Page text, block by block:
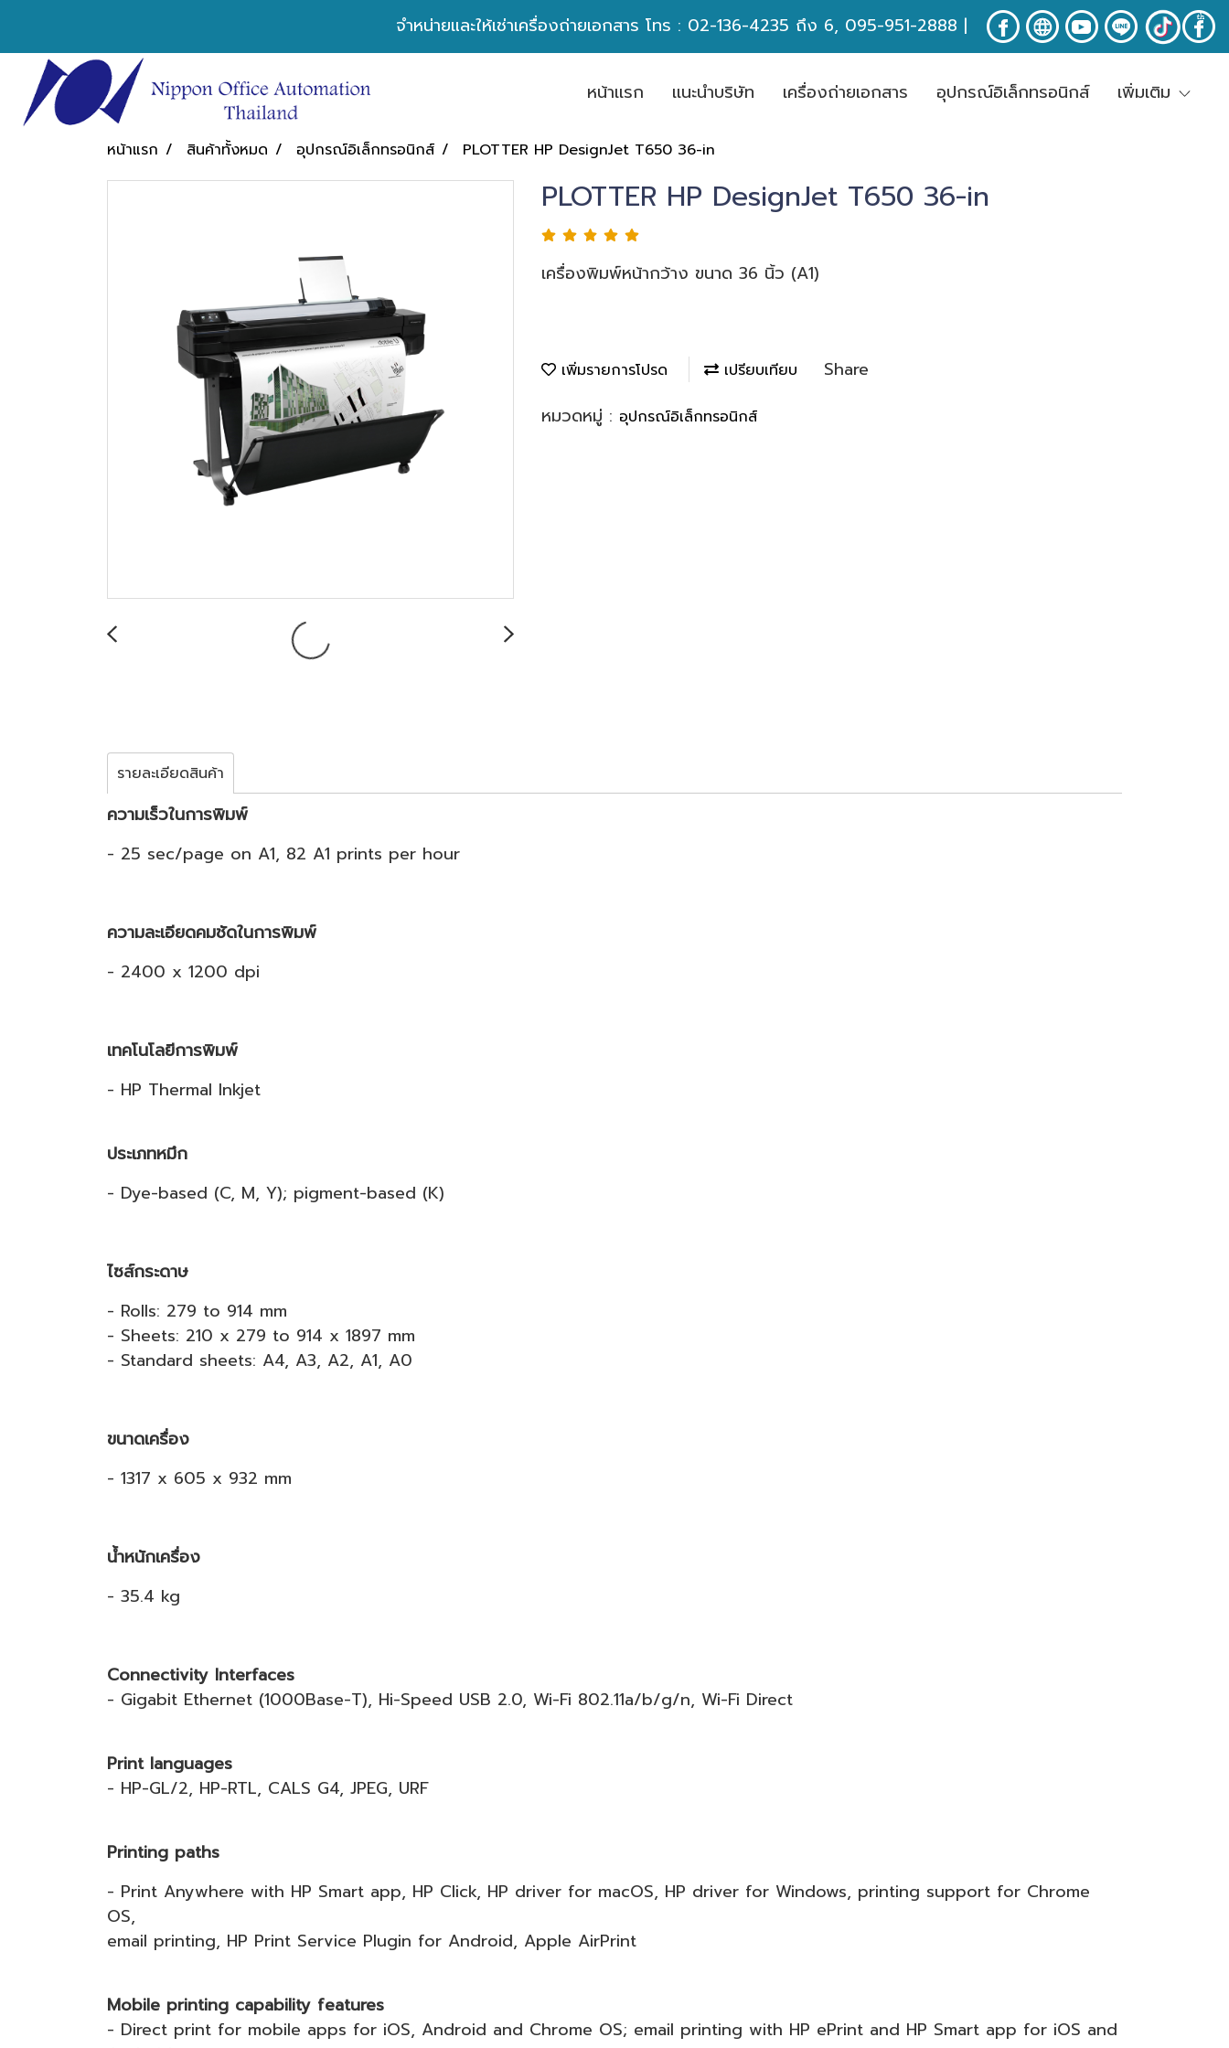
จำหน่ายและให้เช่าเครื่องถ่ายเอกสาร โทร : 02-136-4235 ถึง 6, 095-951-2888 |
หน้าเเรก เเนะนำบริษัท เครื่องถ่ายเอกสาร อุปกรณ์อิเล็กทรอนิกส์ เพิ่มเติม
หน้าแรก สินค้าทั้งหมด อุปกรณ์อิเล็กทรอนิกส์ PLOTTER HP DesignJet T650 36-in
PLOTTER HP DesignJet T650 36-in
เครื่องพิมพ์หน้ากว้าง ขนาด 36 นิ้ว (A1)
เพิ่มรายการโปรด เปรียบเทียบ
Share
หมวดหมู่ : อุปกรณ์อิเล็กทรอนิกส์
รายละเอียดสินค้า
ความเร็วในการพิมพ์
- 25 sec/page on A1, 82 A1 prints per hour
ความละเอียดคมชัดในการพิมพ์
- 2400 x 1200 dpi
เทคโนโลยีการพิมพ์
- HP Thermal Inkjet
ประเภทหมึก
- Dye-based (C, M, Y); pigment-based (K)
ไซส์กระดาษ
- Rolls: 279 to 914 mm
- Sheets: 210 x 279 to 914 x 1897 mm
- Standard sheets: A4, A3, A2, A1, A0
ขนาดเครื่อง
- 1317 x 605 x 932 mm
น้ำหนักเครื่อง
- 35.4 kg
Connectivity Interfaces
- Gigabit Ethernet (1000Base-T), Hi-Speed USB 2.0, Wi-Fi 802.11a/b/g/n, Wi-Fi Direct
Print languages
- HP-GL/2, HP-RTL, CALS G4, JPEG, URF
Printing paths
- Print Anywhere with HP Smart app, HP Click, HP driver for macOS, HP driver for Windows, printing support for Chrome
OS,
email printing, HP Print Service Plugin for Android, Apple AirPrint
Mobile printing capability features
- Direct print for mobile apps for iOS, Android and Chrome OS; email printing with HP ePrint and HP Smart app for iOS and